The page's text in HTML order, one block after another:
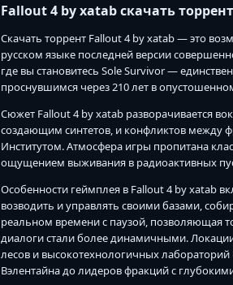
Fallout 4 by xatab скачать
Скачать торрент Fallout 4 by xatab — это
русском языке последней версии
где вы становитесь Sole Survivor —
проснувшимся через 210 лет в
Сюжет Fallout 4 by xatab разворачивается
создающим синтетов, и конфликтов между
Институтом. Атмосфера игры пропитана
ощущением выживания в радиоактивных
Особенности геймплея в Fallout 4 by xatab
возводить и управлять своими базами,
реальном времени с паузой, позволяющая
диалоги стали более динамичными.
лесов и высокотехнологичных
Вэлентайна до лидеров фракций с